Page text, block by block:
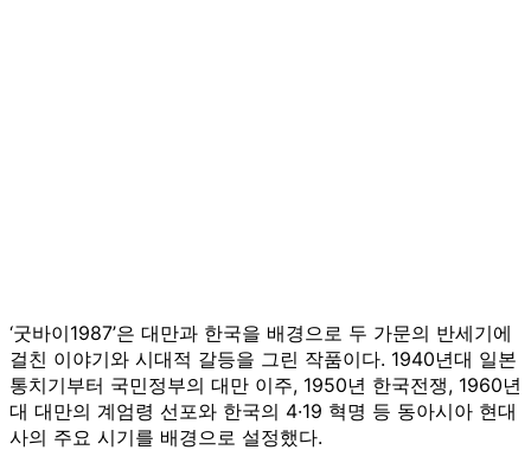
‘굿바이1987’은 대만과 한국을 배경으로 두 가문의 반세기에
걸친 이야기와 시대적 갈등을 그린 작품이다. 1940년대 일본
통치기부터 국민정부의 대만 이주, 1950년 한국전쟁, 1960년
대 대만의 계엄령 선포와 한국의 4·19 혁명 등 동아시아 현대
사의 주요 시기를 배경으로 설정했다.